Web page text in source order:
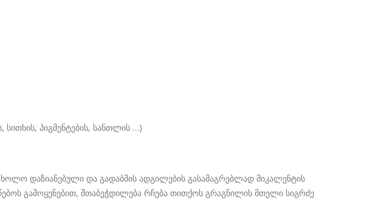
პიგმენტების, სანთლის …)
დაზიანებული და გადაბმის ადგილების გასამაგრებლად მიკალენტის
გამოყენებით, შთაბეჭდილება რჩება თითქოს გრაგნილის მთელი სიგრძე